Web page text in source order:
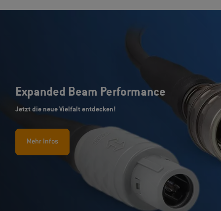
Expanded Beam Performance
Jetzt die neue Vielfalt entdecken!
Mehr Infos